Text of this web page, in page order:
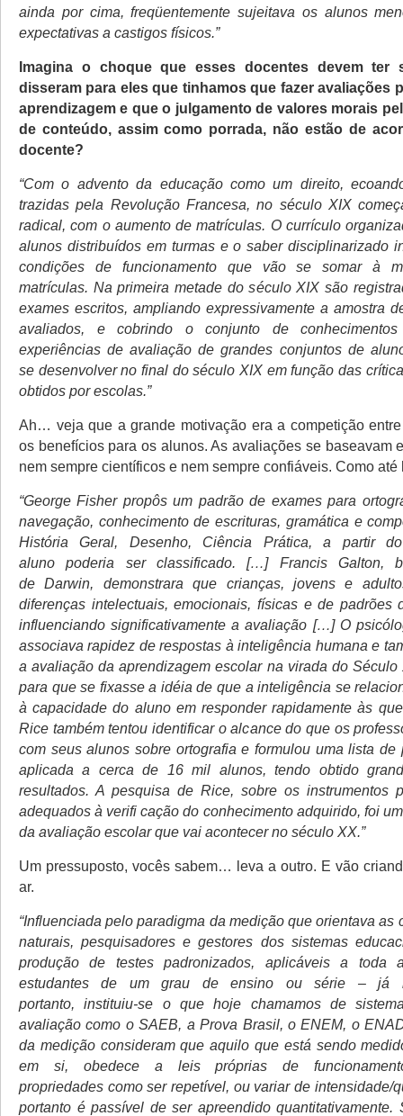
ainda por cima, freqüentemente sujeitava os alunos
expectativas a castigos físicos.”
Imagina o choque que esses docentes devem ter
disseram para eles que tinhamos que fazer avaliações
aprendizagem e que o julgamento de valores morais
de conteúdo, assim como porrada, não estão de
docente?
“Com o advento da educação como um direito,
trazidas pela Revolução Francesa, no século XIX
radical, com o aumento de matrículas. O currículo
alunos distribuídos em turmas e o saber disciplinarizado
condições de funcionamento que vão se somar à
matrículas. Na primeira metade do século XIX são
exames escritos, ampliando expressivamente a amostra
avaliados, e cobrindo o conjunto de
experiências de avaliação de grandes conjuntos de
se desenvolver no final do século XIX em função das
obtidos por escolas.”
Ah… veja que a grande motivação era a competição
os benefícios para os alunos. As avaliações se baseavam
nem sempre científicos e nem sempre confiáveis. Como até
“George Fisher propôs um padrão de exames para
navegação, conhecimento de escrituras, gramática e
História Geral, Desenho, Ciência Prática, a partir
aluno poderia ser classificado. […] Francis Galton,
de Darwin, demonstrara que crianças, jovens e
diferenças intelectuais, emocionais, físicas e de padrões
influenciando significativamente a avaliação […] O
associava rapidez de respostas à inteligência humana e
a avaliação da aprendizagem escolar na virada do Século
para que se fixasse a idéia de que a inteligência se
à capacidade do aluno em responder rapidamente às
Rice também tentou identificar o alcance do que os
com seus alunos sobre ortografia e formulou uma lista de
aplicada a cerca de 16 mil alunos, tendo obtido
resultados. A pesquisa de Rice, sobre os instrumentos
adequados à verifi cação do conhecimento adquirido, foi
da avaliação escolar que vai acontecer no século XX.”
Um pressuposto, vocês sabem… leva a outro. E vão
ar.
“Influenciada pelo paradigma da medição que orientava as
naturais, pesquisadores e gestores dos sistemas
produção de testes padronizados, aplicáveis a toda
estudantes de um grau de ensino ou série – já
portanto, instituiu-se o que hoje chamamos de
avaliação como o SAEB, a Prova Brasil, o ENEM, o
da medição consideram que aquilo que está sendo
em si, obedece a leis próprias de
propriedades como ser repetível, ou variar de intensidade/
portanto é passível de ser apreendido quantitativamente.